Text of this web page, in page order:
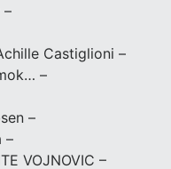
–
Castiglioni –
–
–
–
VOJNOVIC –